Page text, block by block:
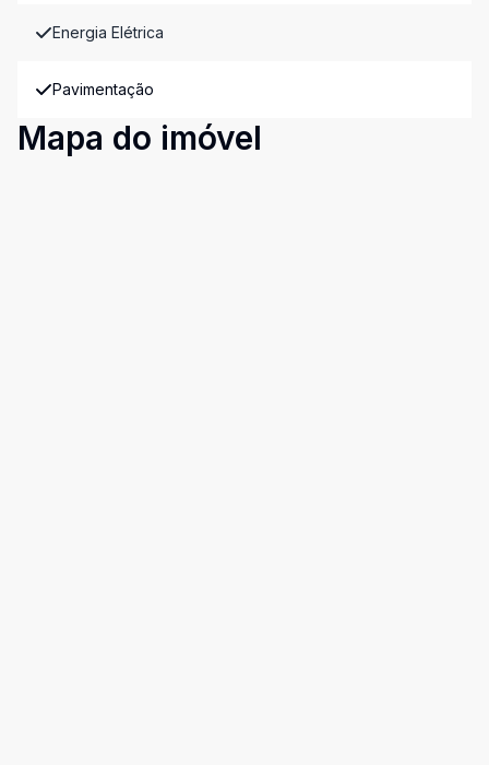
Energia Elétrica
Pavimentação
Mapa do imóvel